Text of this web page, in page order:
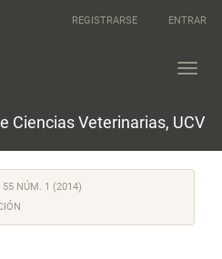
REGISTRARSE ENTRAR
Ciencias Veterinarias, UCV
55 NÚM. 1 (2014)